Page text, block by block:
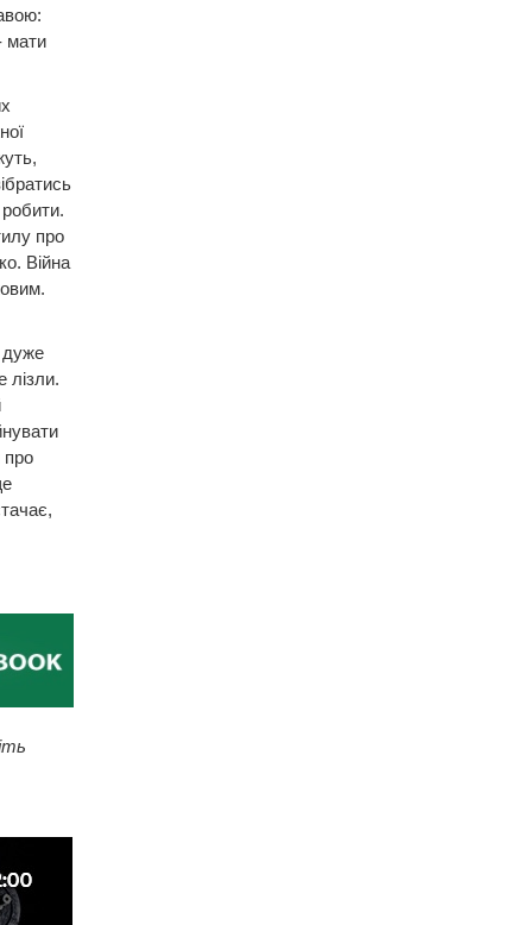
мати
про
Війна
дуже
лізли.
про